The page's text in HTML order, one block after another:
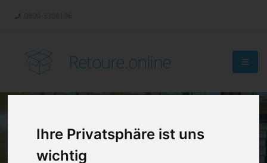
Ihre Privatsphäre ist uns
wichtig
Retoure.online